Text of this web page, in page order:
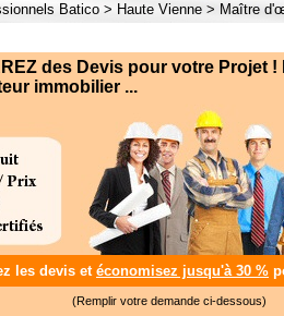
Batico > Haute Vienne > Maître
des Devis pour votre Projet !
immobilier ...
les devis et économisez jusqu'à 30 %
(Remplir votre demande ci-dessous)